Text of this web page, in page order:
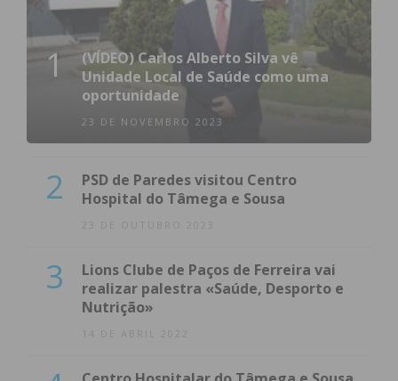
1
(VÍDEO) Carlos Alberto Silva vê
Unidade Local de Saúde como uma
oportunidade
23 DE NOVEMBRO 2023
2
PSD de Paredes visitou Centro
Hospital do Tâmega e Sousa
23 DE OUTUBRO 2023
3
Lions Clube de Paços de Ferreira vai
realizar palestra «Saúde, Desporto e
Nutrição»
14 DE ABRIL 2022